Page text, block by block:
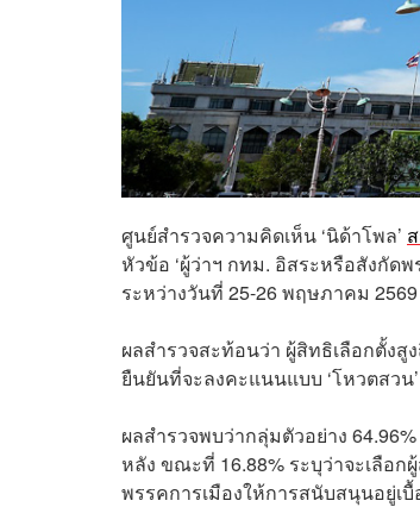
ศูนย์สำรวจความคิดเห็น ‘นิด้าโพล’
หัวข้อ ‘ผู้ว่าฯ กทม. อิสระหรือสังกัด
ระหว่างวันที่ 25-26 พฤษภาคม 2569
ผลสำรวจสะท้อนว่า ผู้สิทธิเลือกตั้งสู
ยืนยันที่จะลงคะแนนแบบ ‘โหวตสวน
ผลสำรวจพบว่ากลุ่มตัวอย่าง
หลัง ขณะที่ 16.88% ระบุว่าจะเลือ
พรรคการเมืองให้การสนับสนุนอยู่เ